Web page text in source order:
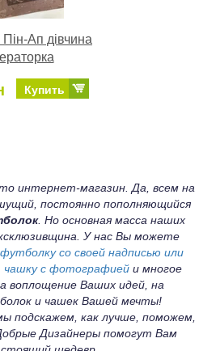
Ап дівчина
Купить
интернет-магазин. Да, всем на
постоянно пополняющийся
. Но основная масса наших
У нас Вы можете
со своей надписью или
чашку с фотографиейи многое
воплощение Ваших идей, на
и чашек Вашей мечты!
подскажем, как лучше, поможем,
Дизайнеры помогут Вам